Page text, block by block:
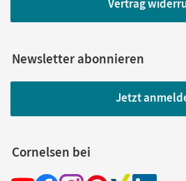
Vertrag
Newsletter abonnieren
Jetzt
Cornelsen bei